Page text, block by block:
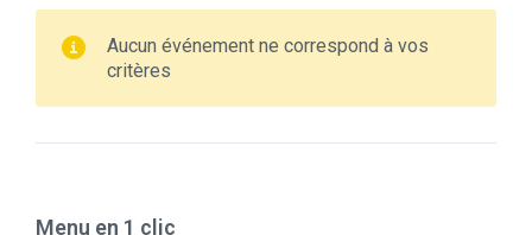
Aucun événement ne correspond à vos
critères
Menu en 1 clic